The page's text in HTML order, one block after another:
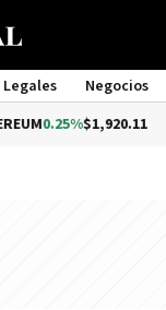
Legales Negocios
$1,920.11